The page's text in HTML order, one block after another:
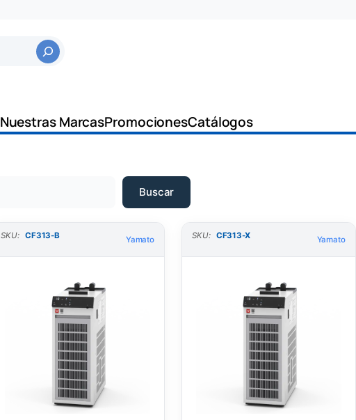
Nuestras MarcasPromocionesCatálogos
Buscar
SKU: CF313-B Yamato SKU: CF313-X Yamato